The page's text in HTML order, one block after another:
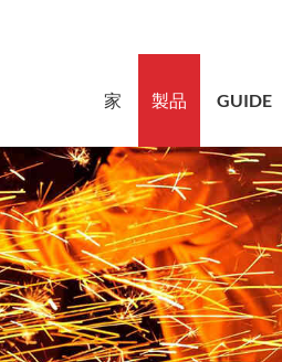
家 製品 GUIDE